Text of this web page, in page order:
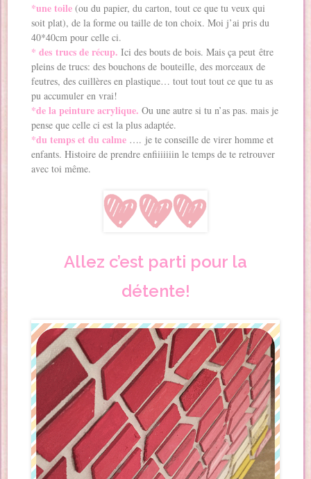
*une toile (ou du papier, du carton, tout ce que tu veux qui
soit plat), de la forme ou taille de ton choix. Moi j’ai pris du
40*40cm pour celle ci.
* des trucs de récup.Ici des bouts de bois. Mais ça peut être
pleins de trucs: des bouchons de bouteille, des morceaux de
feutres, des cuillères en plastique… tout tout tout ce que tu as
pu accumuler en vrai!
*de la peinture acrylique. Ou une autre si tu n’as pas. mais je
pense que celle ci est la plus adaptée.
*du temps et du calme …. je te conseille de virer homme et
enfants. Histoire de prendre enfiiiiiiin le temps de te retrouver
avec toi même.
Allez c’est parti pour la
détente!